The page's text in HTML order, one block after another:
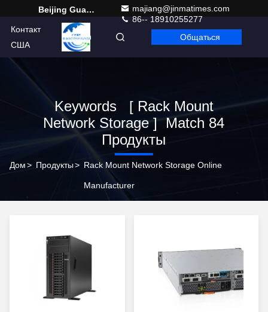
Beijing Guangtian Runze Technology Co., Ltd.
majiang@jinmatimes.com
86-- 18910255277
Контакт
США
Russian Общаться
Keywords [ Rack Mount
Network Storage ] Match 84
Продукты
Дом> Продукты> Rack Mount Network Storage Online
Manufacturer